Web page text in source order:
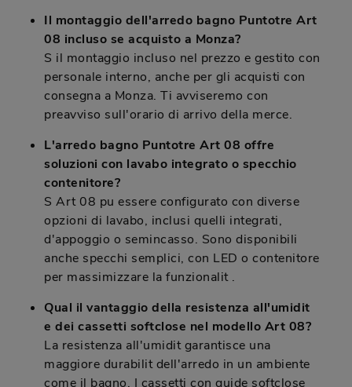
Il montaggio dell'arredo bagno Puntotre Art
08 incluso se acquisto a Monza?
S il montaggio incluso nel prezzo e gestito con
personale interno, anche per gli acquisti con
consegna a Monza. Ti avviseremo con
preavviso sull'orario di arrivo della merce.
L'arredo bagno Puntotre Art 08 offre
soluzioni con lavabo integrato o specchio
contenitore?
S Art 08 pu essere configurato con diverse
opzioni di lavabo, inclusi quelli integrati,
d'appoggio o semincasso. Sono disponibili
anche specchi semplici, con LED o contenitore
per massimizzare la funzionalit .
Qual il vantaggio della resistenza all'umidit
e dei cassetti softclose nel modello Art 08?
La resistenza all'umidit garantisce una
maggiore durabilit dell'arredo in un ambiente
come il bagno. I cassetti con guide softclose